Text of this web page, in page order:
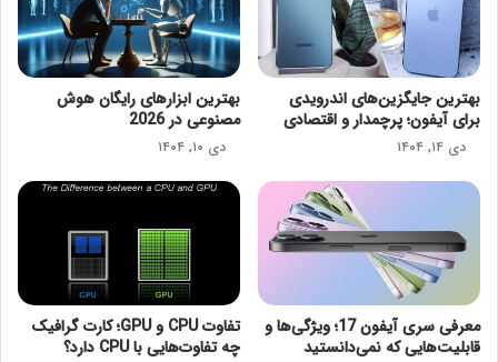
بهترین جایگزین‌های اندرویدی
برای آیفون؛ پرچمدار و اقتصادی
دی ۱۴, ۱۴۰۴
بهترین ابزارهای رایگان هوش
مصنوعی در 2026
دی ۱۰, ۱۴۰۴
معرفی سری آیفون 17؛ ویژگی‌ها و
قابلیت‌هایی که نمی‌دانستید
تفاوت CPU و GPU؛ کارت گرافیک
چه تفاوت‌هایی با CPU دارد؟